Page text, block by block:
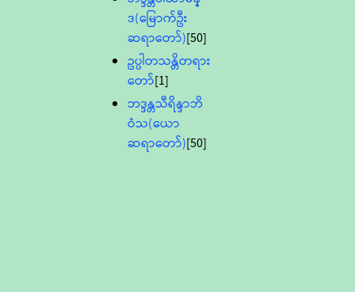
ဒ(မြောက်ဦး
ဆရာတော်)[50]
ဥပ္ပါတသန္တိတရား
တော်[1]
ဘဒ္ဒန္တသီရိန္ဒာဘိ
ဝံသ(ယော
ဆရာတော်)[50]